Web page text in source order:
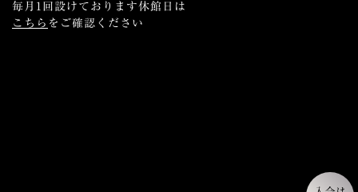
毎月1回設けております休館日は
こちら をご確認ください